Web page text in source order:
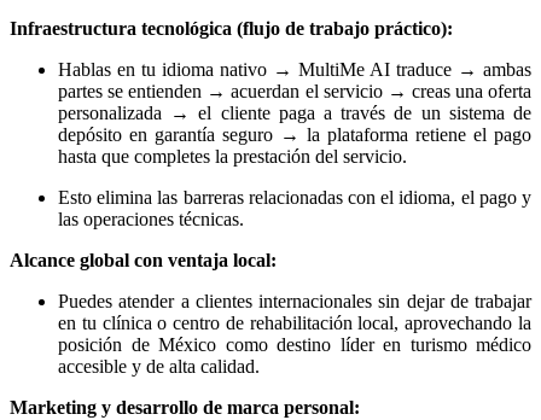
Infraestructura tecnológica (flujo de trabajo práctico):
Hablas en tu idioma nativo → MultiMe AI traduce → ambas
partes se entienden → acuerdan el servicio → creas una oferta
personalizada → el cliente paga a través de un sistema de
depósito en garantía seguro → la plataforma retiene el pago
hasta que completes la prestación del servicio.
Esto elimina las barreras relacionadas con el idioma, el pago y
las operaciones técnicas.
Alcance global con ventaja local:
Puedes atender a clientes internacionales sin dejar de trabajar
en tu clínica o centro de rehabilitación local, aprovechando la
posición de México como destino líder en turismo médico
accesible y de alta calidad.
Marketing y desarrollo de marca personal: